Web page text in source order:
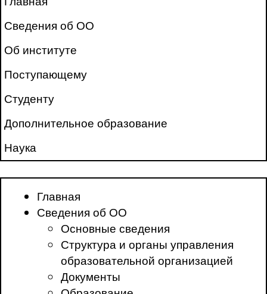
Сведения об ОО
Об институте
Поступающему
Студенту
Дополнительное образование
Наука
Главная
Сведения об ОО
Основные сведения
Структура и органы управления
образовательной организацией
Документы